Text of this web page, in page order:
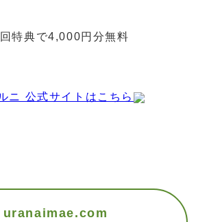
特典で4,000円分無料
ニ 公式サイトはこちら
uranaimae.com